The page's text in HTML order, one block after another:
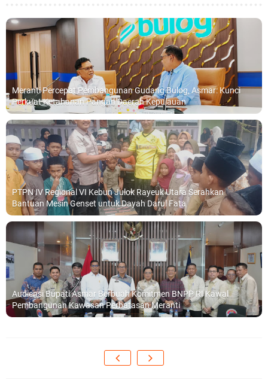
Meranti Percepat Pembangunan Gudang Bulog, Asmar: Kunci
Perkuat Ketahanan Pangan Daerah Kepulauan
PTPN IV Regional VI Kebun Julok Rayeuk Utara Serahkan
Bantuan Mesin Genset untuk Dayah Darul Fata
Audiensi Bupati Asmar Berbuah Komitmen BNPP RI Kawal
Pembangunan Kawasan Perbatasan Meranti